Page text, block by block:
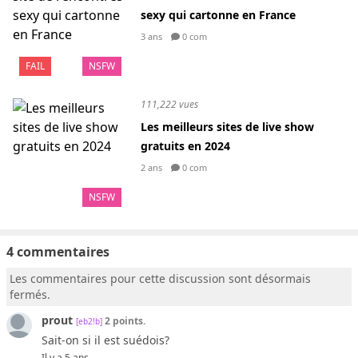
FAIL NSFW
sexy qui cartonne en France
3 ans 0 com
NSFW
111,222 vues
Les meilleurs sites de live show
gratuits en 2024
2 ans 0 com
4 commentaires
Les commentaires pour cette discussion sont désormais
fermés.
prout [eb2!b] 2 points.
Sait-on si il est suédois?